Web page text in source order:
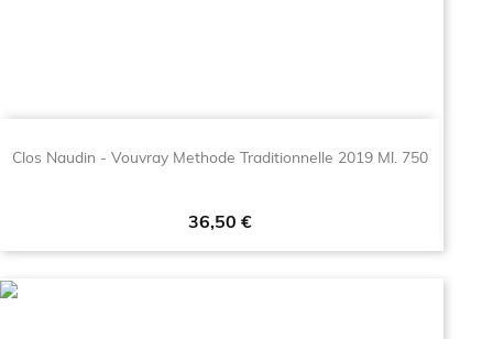
Clos Naudin - Vouvray Methode Traditionnelle 2019 Ml. 750
Prezzo
36,50 €